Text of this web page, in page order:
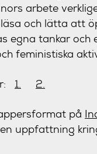
arbete
och lätta att
egna tankar och
feministiska
1. 2.
på
uppfattning